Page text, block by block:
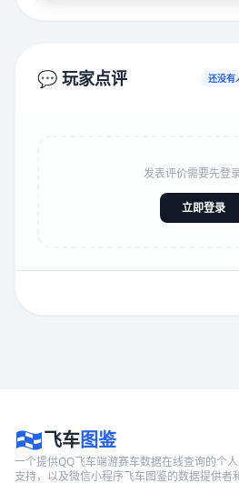
💬 玩家点评 还没有
发表评价需要先登
立即登录
飞车图鉴
一个提供QQ飞车端游赛车数据在线查询的个
支持，以及微信小程序飞车图鉴的数据提供者